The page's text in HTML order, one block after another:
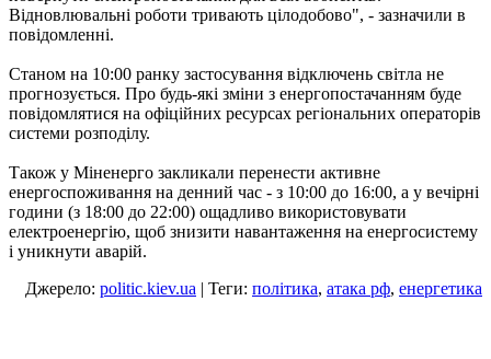
Відновлювальні роботи тривають цілодобово", - зазначили в
повідомленні.
Станом на 10:00 ранку застосування відключень світла не
прогнозується. Про будь-які зміни з енергопостачанням буде
повідомлятися на офіційних ресурсах регіональних операторів
системи розподілу.
Також у Міненерго закликали перенести активне
енергоспоживання на денний час - з 10:00 до 16:00, а у вечірні
години (з 18:00 до 22:00) ощадливо використовувати
електроенергію, щоб знизити навантаження на енергосистему
і уникнути аварій.
Джерело: politic.kiev.ua | Теги: політика, атака рф, енергетика